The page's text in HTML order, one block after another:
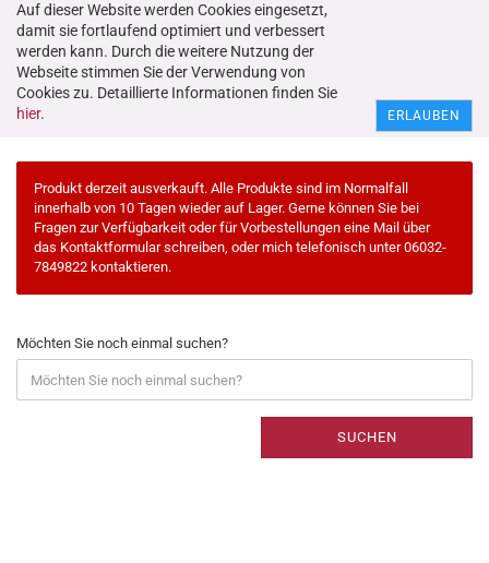
Auf dieser Website werden Cookies eingesetzt,
damit sie fortlaufend optimiert und verbessert
werden kann. Durch die weitere Nutzung der
Webseite stimmen Sie der Verwendung von
Cookies zu. Detaillierte Informationen finden Sie
hier. ERLAUBEN
Erweiterte Suche
Produkt derzeit ausverkauft. Alle Produkte sind im Normalfall
innerhalb von 10 Tagen wieder auf Lager. Gerne können Sie bei
Fragen zur Verfügbarkeit oder für Vorbestellungen eine Mail über
das Kontaktformular schreiben, oder mich telefonisch unter 06032-
7849822 kontaktieren.
Möchten Sie noch einmal suchen?
SUCHEN